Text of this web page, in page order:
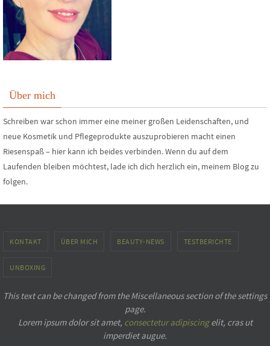
Über mich
Schreiben war schon immer eine meiner großen Leidenschaften, und
neue Kosmetik und Pflegeprodukte auszuprobieren macht einen
Riesenspaß – hier kann ich beides verbinden. Wenn du auf dem
Laufenden bleiben möchtest, lade ich dich herzlich ein, meinem Blog zu
folgen.
KONTAKT ÜBER MICH BEAUTY-NEWS TESTBERICHTE
UNBOXING
This text can be changed from the Miscellaneous section of the settings
page.
Lorem ipsumdolor sit amet, consectetur adipiscingelit, cras ut
imperdiet augue.